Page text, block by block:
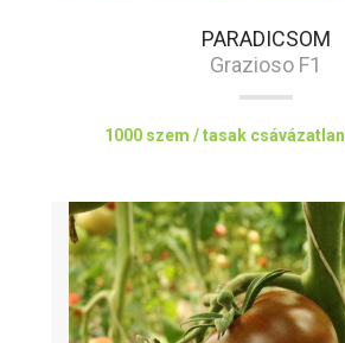
PARADICSOM
Grazioso F1
1000 szem / tasak csávázatlan